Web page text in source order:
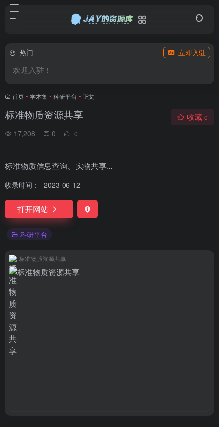
热门 立即入驻
欢迎入驻！
首页 • 学术集 • 科研平台 • 正文
标准物质资源共享
17,208 0 0
收藏 0
标准物质信息查询、实物共享...
收录时间： 2023-06-12
打开网站
科研平台
标准物质资源共享